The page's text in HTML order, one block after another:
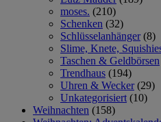
moses. (210)
Schenken (32)
Schlüsselanhänger (8)
Slime, Knete,
Taschen & Geldbörsen
Trendhaus (194)
Uhren & Wecker (29)
Unkategorisiert (10)
Weihnachten (158)